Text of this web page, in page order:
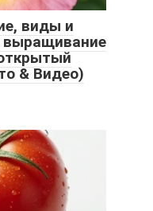
виды и
выращивание
& Видео)